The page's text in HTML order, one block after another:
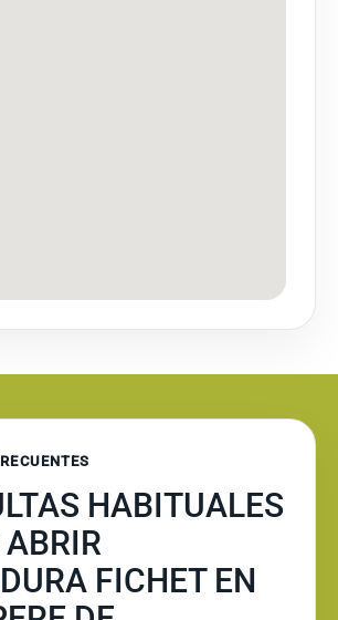
HABITUALES
ABRIR
FICHET EN